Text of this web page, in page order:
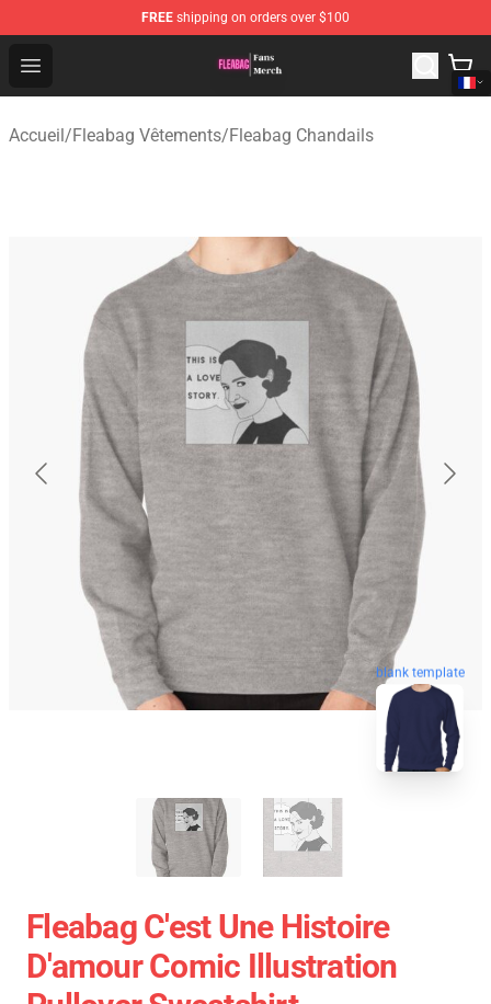
FREE shipping on orders over $100
Open menu
Fleabag Store - Official Fleabag Merchandise Shop
Accueil/Fleabag Vêtements/Fleabag Chandails
blank template
Fleabag C'est Une Histoire
D'amour Comic Illustration